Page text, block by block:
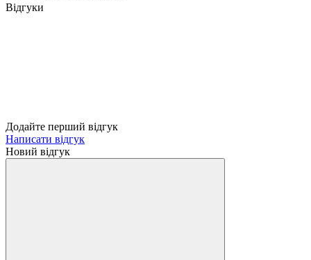
Відгуки
Додайте перший відгук
Написати відгук
Новий відгук